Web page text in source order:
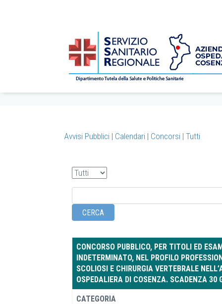
CONCORSI
Home /bandi/Concorsi/2025/ 12
Avvisi Pubblici | Calendari | Concorsi | Tutti
CONCORSO PUBBLICO, PER TITOLI ED
INDETERMINATO, NEL PROFILO
SCOLIOSI E CHIRURGIA VERTEBRALE
OSPEDALIERA DI COSENZA. SCADENZA 30
CATEGORIA